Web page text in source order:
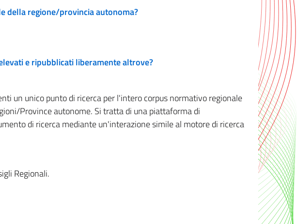
della regione/provincia autonoma?
e ripubblicati liberamente altrove?
un unico punto di ricerca per l'intero corpus normativo regionale
Province autonome. Si tratta di una piattaforma di
di ricerca mediante un'interazione simile al motore di ricerca
Regionali.